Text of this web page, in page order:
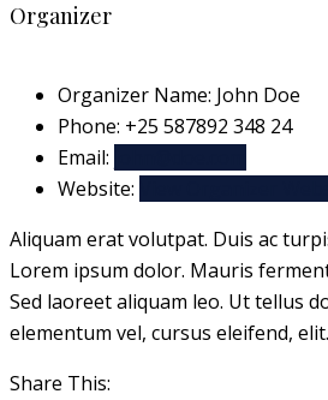
Organizer
Organizer Name: John Doe
Phone: +25 587892 348 24
Email:
Website:
Aliquam erat volutpat. Duis ac
Lorem ipsum dolor. Mauris
Sed laoreet aliquam leo. Ut tellus
elementum vel, cursus eleifend, elit.
Share This: